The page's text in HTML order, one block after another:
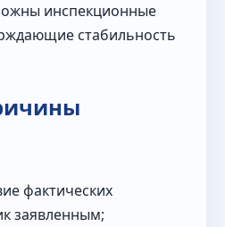
инспекционные
стабильность
фактических
заявленным;